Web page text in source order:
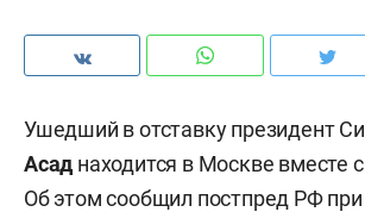
Ушедший в отставку президент
Асад находится в Москве вместе
Об этом сообщил постпред РФ при